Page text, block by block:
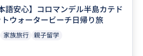
語安心】コロマンデル半島カテド
ウォータービーチ日帰り旅
家族旅行 親子留学